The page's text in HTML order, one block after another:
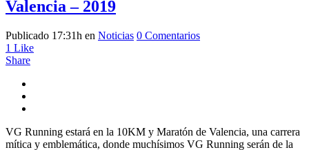
Valencia – 2019
Publicado 17:31h en Noticias 0 Comentarios
1 Like
Share
VG Running estará en la 10KM y Maratón de Valencia, una carrera
mítica y emblemática, donde muchísimos VG Running serán de la